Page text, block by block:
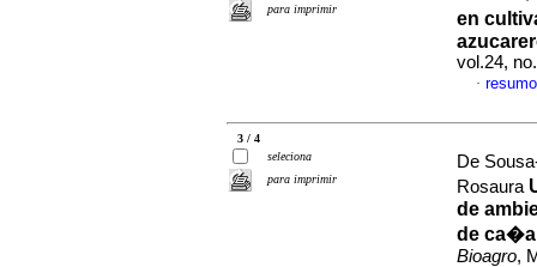
para imprimir
en
vol.24,
·
3 / 4
seleciona
para imprimir
De
Rosaura
de
de ca�a
Bioagro,